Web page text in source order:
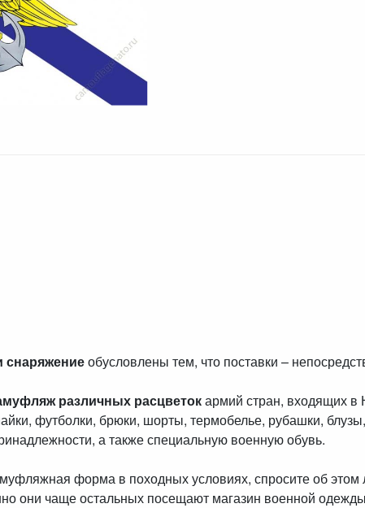
обусловлены тем, что поставки –
различных расцветокармий стран, входящих
футболки, брюки, шорты, термобелье, рубашки,
а также специальную военную обувь.
форма в походных условиях, спросите об этом
они чаще остальных посещают магазин военной